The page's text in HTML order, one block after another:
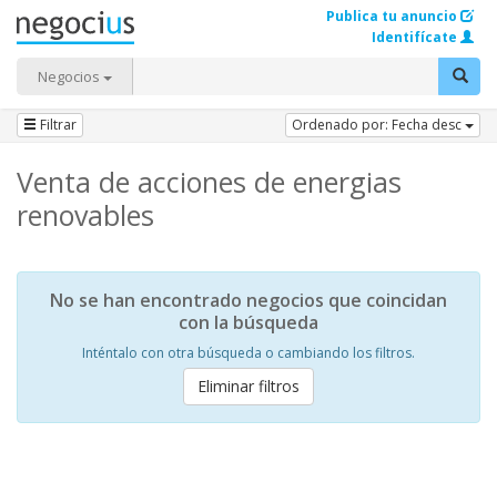
Negocios
Publica tu anuncio
Identifícate
Filtrar Ordenado por: Fecha desc
Venta de acciones de energias
renovables
No se han encontrado negocios que coincidan
con la búsqueda
Inténtalo con otra búsqueda o cambiando los filtros.
Eliminar filtros